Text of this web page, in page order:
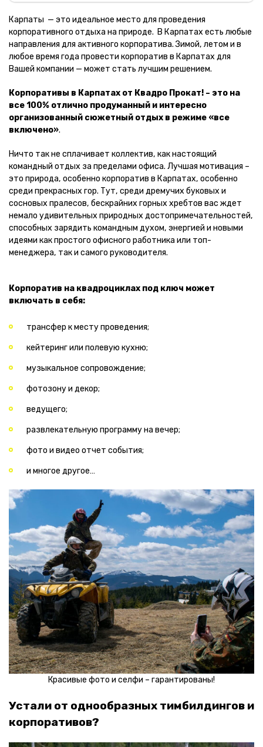
Карпаты — это идеальное место для проведения
корпоративного отдыха на природе. В Карпатах есть любые
направления для активного корпоратива. Зимой, летом и в
любое время года провести корпоратив в Карпатах для
Вашей компании — может стать лучшим решением.
Корпоративы в Карпатах от Квадро Прокат! – это на
все 100% отлично продуманный и интересно
организованный сюжетный отдых в режиме «все
включено».
Ничто так не сплачивает коллектив, как настоящий
командный отдых за пределами офиса. Лучшая мотивация –
это природа, особенно корпоратив в Карпатах, особенно
среди прекрасных гор. Тут, среди дремучих буковых и
сосновых пралесов, бескрайних горных хребтов вас ждет
немало удивительных природных достопримечательностей,
способных зарядить командным духом, энергией и новыми
идеями как простого офисного работника или топ-
менеджера, так и самого руководителя.
Корпоратив на квадроциклах под ключ может
включать в себя:
трансфер к месту проведения;
кейтеринг или полевую кухню;
музыкальное сопровождение;
фотозону и декор;
ведущего;
развлекательную программу на вечер;
фото и видео отчет события;
и многое другое…
Красивые фото и селфи – гарантированы!
Устали от однообразных тимбилдингов и
корпоративов?